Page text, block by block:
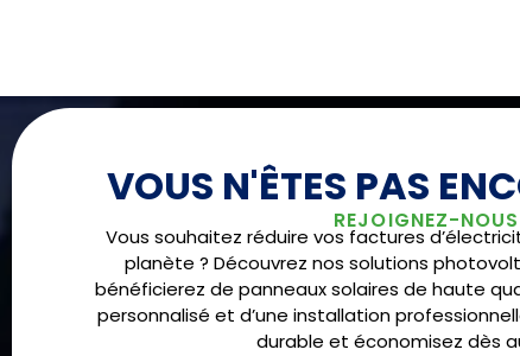
VOUS N'ÊTES PAS
REJOIGNEZ-
Vous souhaitez réduire vos factures
planète ? Découvrez nos solutions
bénéficierez de panneaux solaires de haute
personnalisé et d’une installation
durable et économisez dès